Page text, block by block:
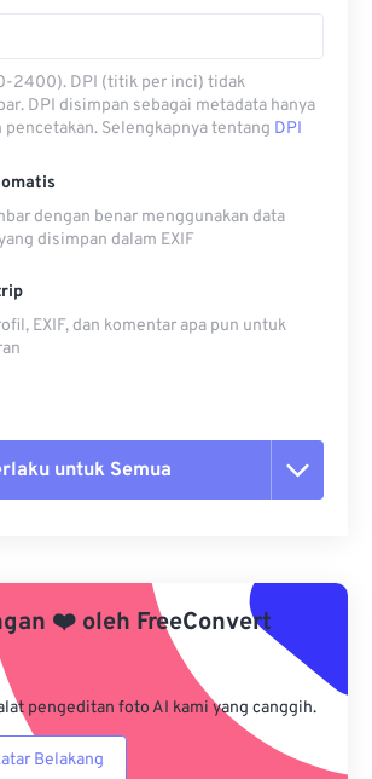
2400). DPI (titik per inci) tidak
DPI disimpan sebagai metadata hanya
Selengkapnya tentang DPI
dengan benar menggunakan data
disimpan dalam EXIF
EXIF, dan komentar apa pun untuk
untuk Semua
dari Preset
Preset
❤️ oleh FreeConvert
pengeditan foto AI kami yang canggih.
Belakang